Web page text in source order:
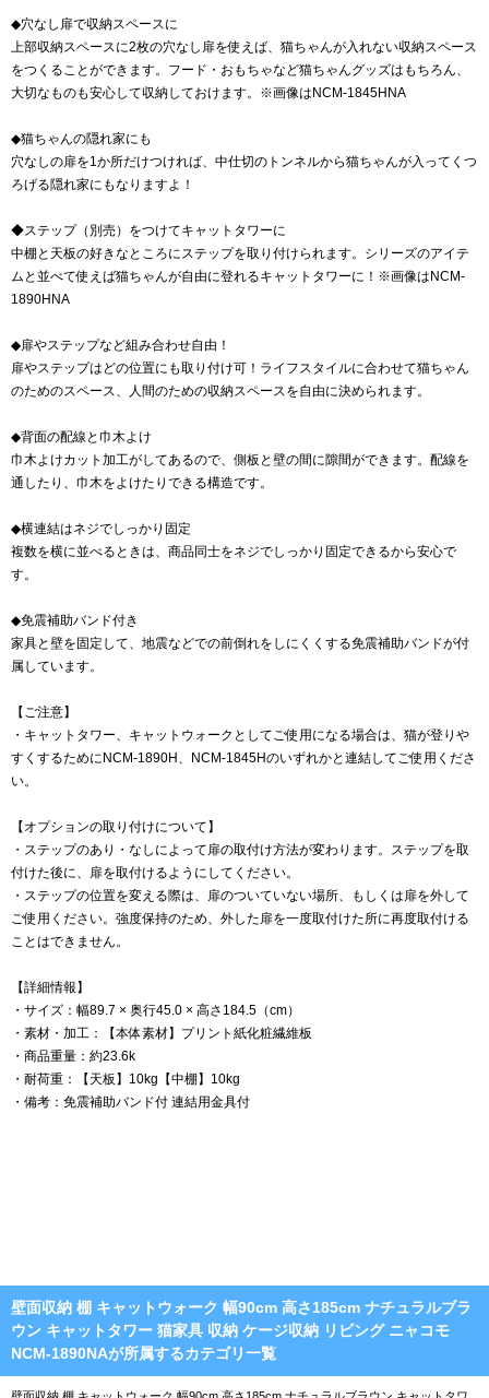
◆穴なし扉で収納スペースに
上部収納スペースに2枚の穴なし扉を使えば、猫ちゃんが入れない収納スペース
をつくることができます。フード・おもちゃなど猫ちゃんグッズはもちろん、
大切なものも安心して収納しておけます。※画像はNCM-1845HNA
◆猫ちゃんの隠れ家にも
穴なしの扉を1か所だけつければ、中仕切のトンネルから猫ちゃんが入ってくつ
ろげる隠れ家にもなりますよ！
◆ステップ（別売）をつけてキャットタワーに
中棚と天板の好きなところにステップを取り付けられます。シリーズのアイテ
ムと並べて使えば猫ちゃんが自由に登れるキャットタワーに！※画像はNCM-
1890HNA
◆扉やステップなど組み合わせ自由！
扉やステップはどの位置にも取り付け可！ライフスタイルに合わせて猫ちゃん
のためのスペース、人間のための収納スペースを自由に決められます。
◆背面の配線と巾木よけ
巾木よけカット加工がしてあるので、側板と壁の間に隙間ができます。配線を
通したり、巾木をよけたりできる構造です。
◆横連結はネジでしっかり固定
複数を横に並べるときは、商品同士をネジでしっかり固定できるから安心で
す。
◆免震補助バンド付き
家具と壁を固定して、地震などでの前倒れをしにくくする免震補助バンドが付
属しています。
【ご注意】
・キャットタワー、キャットウォークとしてご使用になる場合は、猫が登りや
すくするためにNCM-1890H、NCM-1845Hのいずれかと連結してご使用くださ
い。
【オプションの取り付けについて】
・ステップのあり・なしによって扉の取付け方法が変わります。ステップを取
付けた後に、扉を取付けるようにしてください。
・ステップの位置を変える際は、扉のついていない場所、もしくは扉を外して
ご使用ください。強度保持のため、外した扉を一度取付けた所に再度取付ける
ことはできません。
【詳細情報】
・サイズ：幅89.7 × 奥行45.0 × 高さ184.5（cm）
・素材・加工：【本体素材】プリント紙化粧繊維板
・商品重量：約23.6k
・耐荷重：【天板】10kg【中棚】10kg
・備考：免震補助バンド付 連結用金具付
壁面収納 棚 キャットウォーク 幅90cm 高さ185cm ナチュラルブラ
ウン キャットタワー 猫家具 収納 ケージ収納 リビング ニャコモ
NCM-1890NAが所属するカテゴリ一覧